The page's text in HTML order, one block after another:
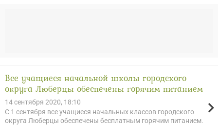
Все учащиеся начальной школы городского
округа Люберцы обеспечены горячим питанием
14 сентября 2020, 18:10
С 1 сентября все учащиеся начальных классов городского
округа Люберцы обеспечены бесплатным горячим питанием.